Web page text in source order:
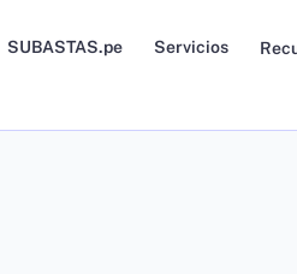
SUBASTAS.pe Servicios